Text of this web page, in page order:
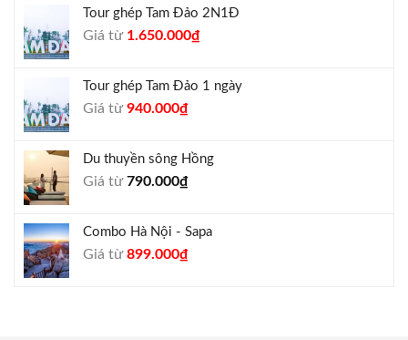
1.300.000₫.là:
Tour ghép Tam Đảo 2N1Đ
Giá từ Giá
1.800.000₫.
1.650.000₫Giá
là:
Tour ghép Tam Đảo 1 ngày
Giá từGiá
1.000.000₫.
940.000₫Giá
là:
Du thuyền sông Hồng
Giá từ790.000₫
Combo Hà Nội - Sapa
Giá từGiá
899.000₫Giá